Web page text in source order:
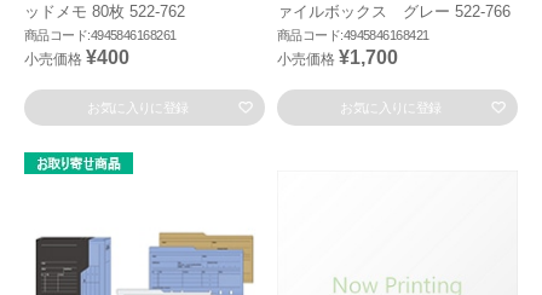
ッドメモ 80枚 522-762
商品コード:4945846168261
小売価格 ¥400
お気に入りに登録
ァイルボックス グレー 522-766
商品コード:4945846168421
小売価格 ¥1,700
お気に入りに登録